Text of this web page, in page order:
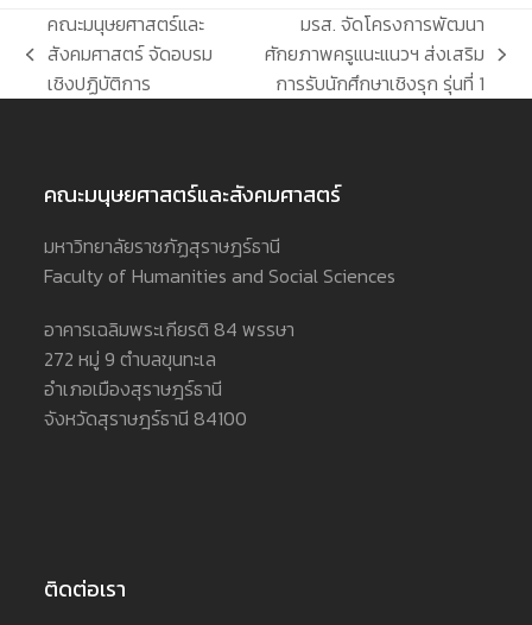
previous
post:
คณะมนุษยศาสตร์และ
สังคมศาสตร์ จัดอบรม
เชิงปฏิบัติการ
next
post:
มรส. จัดโครงการพัฒนา
ศักยภาพครูแนะแนวฯ ส่งเสริม
การรับนักศึกษาเชิงรุก รุ่นที่ 1
คณะมนุษยศาสตร์และสังคมศาสตร์
มหาวิทยาลัยราชภัฏสุราษฎร์ธานี
Faculty of Humanities and Social Sciences
อาคารเฉลิมพระเกียรติ 84 พรรษา
272 หมู่ 9 ตำบลขุนทะเล
อำเภอเมืองสุราษฎร์ธานี
จังหวัดสุราษฎร์ธานี 84100
ติดต่อเรา